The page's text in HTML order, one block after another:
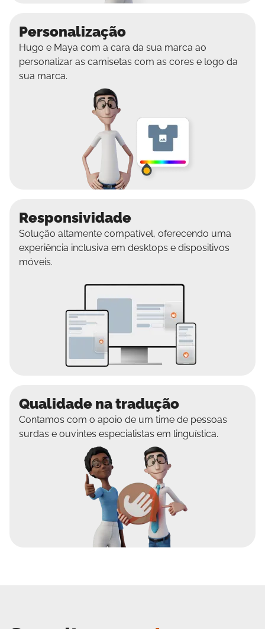
Personalização
Hugo e Maya com a cara da sua marca ao
personalizar as camisetas com as cores e logo da
sua marca.
Responsividade
Solução altamente compatível, oferecendo uma
experiência inclusiva em desktops e dispositivos
móveis.
Qualidade na tradução
Contamos com o apoio de um time de pessoas
surdas e ouvintes especialistas em linguística.